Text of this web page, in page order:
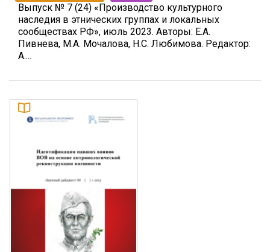
Выпуск № 7 (24) «Производство культурного
наследия в этнических группах и локальных
сообществах РФ», июль 2023. Авторы: Е.А.
Пивнева, М.А. Мочалова, Н.С. Любимова. Редактор:
А....